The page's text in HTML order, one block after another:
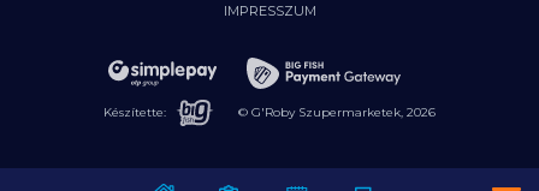
IMPRESSZUM
Készítette: © G'Roby Szupermarketek, 2026